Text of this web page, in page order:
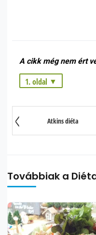
A cikk még nem ért
1. oldal
3. oldal: A diéta célja
Atkins diéta
Továbbiak a